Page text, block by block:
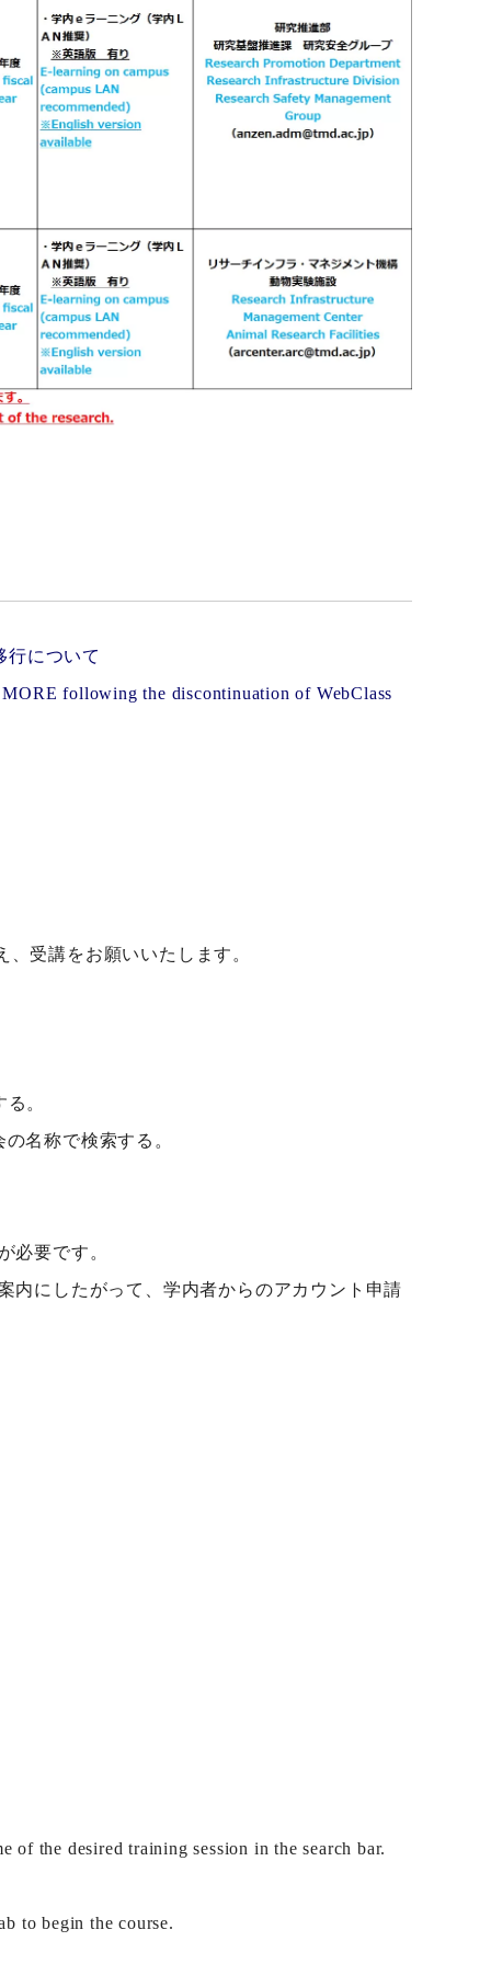
行について
following the discontinuation of WebClass
受講をお願いいたします。
。
名称で検索する。
必要です。
内にしたがって、学内者からのアカウント申請
the desired training session in the search bar.
to begin the course.